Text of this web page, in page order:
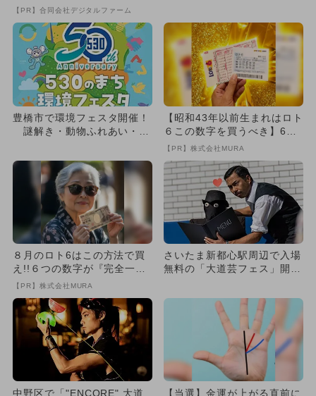
法とは
【PR】合同会社デジタルファーム
催！
豊橋市で環境フェスタ開催！
謎解き・動物ふれあい・実
【昭和43年以前生まれはロト
６この数字を買うべき】6つ
の数字が「完全一致」する
【PR】株式会社MURA
８月のロト6はこの方法で買
え!!６つの数字が『完全一
致』する方法
【PR】株式会社MURA
さいたま新都心駅周辺で入場
無料の「大道芸フェス」開
中野区で「"ENCORE" 大道
【当選】金運が上がる直前に